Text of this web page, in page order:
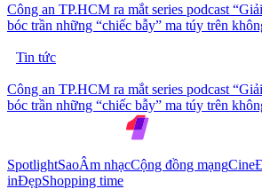
Công an TP.HCM ra mắt series podcast
bóc trần những “chiếc bẫy” ma túy trên
Tin tức
Công an TP.HCM ra mắt series podcast
bóc trần những “chiếc bẫy” ma túy trên
SpotlightSaoÂm nhạcCộng đồng mạngCine
inĐẹpShopping time